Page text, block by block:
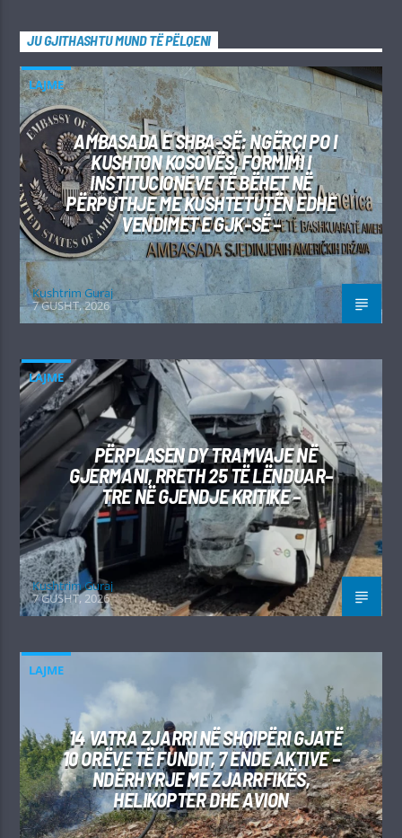
JU GJITHASHTU MUND TË PËLQENI
LAJME
AMBASADA E SHBA-SË: NGËRÇI PO I
KUSHTON KOSOVËS, FORMIMI I
INSTITUCIONEVE TË BËHET NË
PËRPUTHJE ME KUSHTETUTËN EDHE
VENDIMET E GJK-SË –
Kushtrim Guraj
7 GUSHT, 2026
LAJME
PËRPLASEN DY TRAMVAJE NË
GJERMANI, RRETH 25 TË LËNDUAR–
TRE NË GJENDJE KRITIKE –
Kushtrim Guraj
7 GUSHT, 2026
LAJME
14 VATRA ZJARRI NË SHQIPËRI GJATË
10 ORËVE TË FUNDIT, 7 ENDE AKTIVE –
NDËRHYRJE ME ZJARRFIKËS,
HELIKOPTER DHE AVION